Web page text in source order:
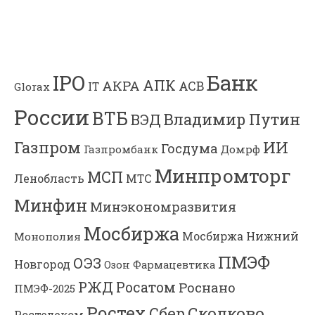
Glorax IPO IT АКРА АПК АСВБанк
РоссииВТБВЭДВладимир Путин
Газпром Газпромбанк Госдума Домрф ИИ
Ленобласть МСП МТС Минпромторг
Минфин Минэкономразвития
Монополия Мосбиржа Мосбиржа Нижний
Новгород ОЭЗ Озон Фармацевтика ПМЭФ
ПМЭФ-2025 РЖД Росатом Роснано